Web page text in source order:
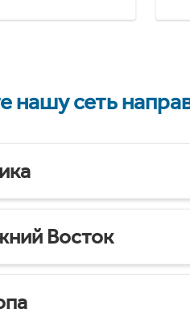
нашу сеть
Восток